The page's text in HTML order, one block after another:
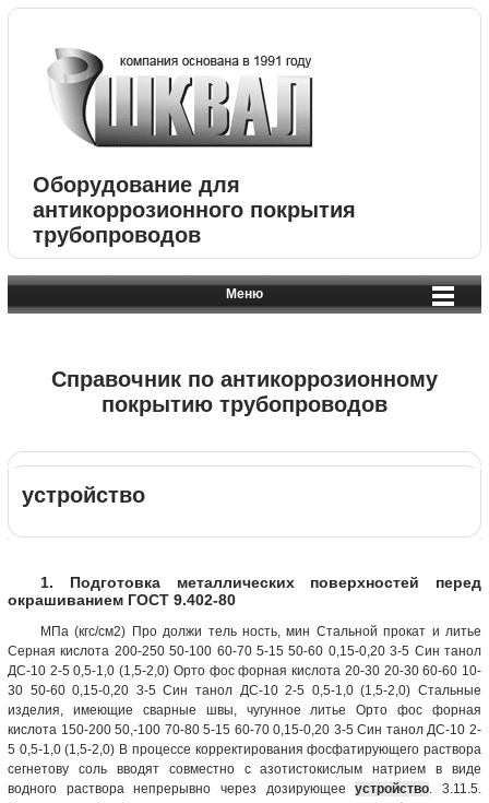
Оборудование для
антикоррозионного покрытия
трубопроводов
Меню
Справочник по антикоррозионному
покрытию трубопроводов
устройство
1. Подготовка металлических поверхностей перед
окрашиванием ГОСТ 9.402-80
МПа (кгс/см2) Про должи тель ность, мин Стальной прокат и литье
Серная кислота 200-250 50-100 60-70 5-15 50-60 0,15-0,20 3-5 Син танол
ДС-10 2-5 0,5-1,0 (1,5-2,0) Орто фос форная кислота 20-30 20-30 60-60 10-
30 50-60 0,15-0,20 3-5 Син танол ДС-10 2-5 0,5-1,0 (1,5-2,0) Стальные
изделия, имеющие сварные швы, чугунное литье Орто фос форная
кислота 150-200 50,-100 70-80 5-15 60-70 0,15-0,20 3-5 Син танол ДС-10 2-
5 0,5-1,0 (1,5-2,0) В процессе корректирования фосфатирующего раствора
сегнетову соль вводят совместно с азотистокислым натрием в виде
водного раствора непрерывно через дозирующееустройство . 3.11.5.